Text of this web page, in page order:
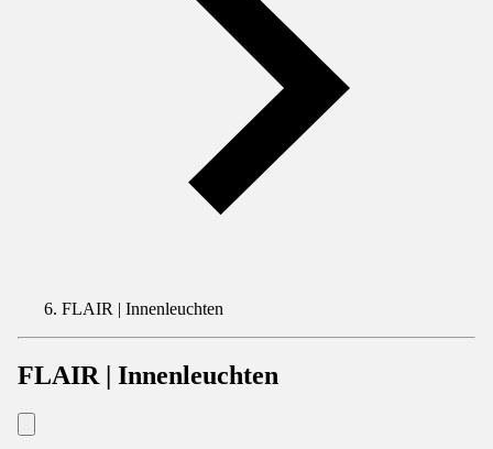
FLAIR | Innenleuchten
FLAIR | Innenleuchten